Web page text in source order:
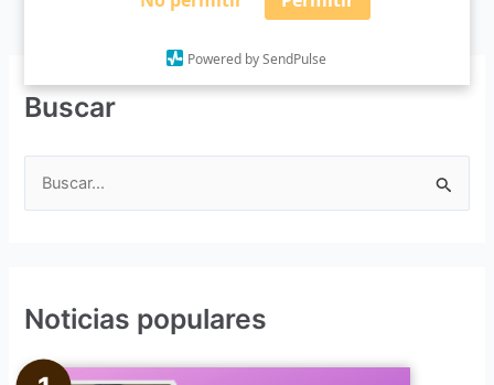
Powered by SendPulse
Buscar
a
Noticias populares